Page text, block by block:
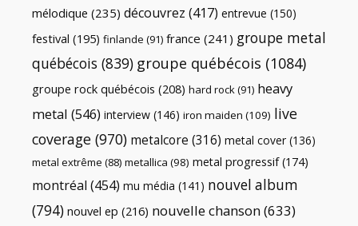
mélodique (235) découvrez (417) entrevue (150)
festival (195) finlande (91) france (241) groupe metal
québécois (839) groupe québécois (1084)
groupe rock québécois (208) hard rock(91) heavy
metal (546) interview (146) iron maiden (109) live
coverage (970) metalcore (316) metal cover (136)
metal extrême (88) metallica (98) metal progressif(174)
montréal (454) mu média (141) nouvel album
(794) nouvel ep (216) nouvelle chanson(633)